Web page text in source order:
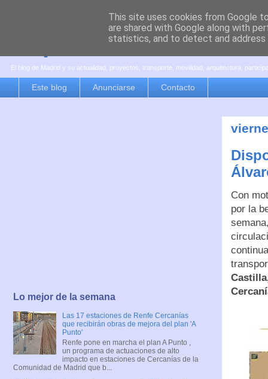
es por madrid
El blog de Madrid y su actualidad, proyectos, transporte, movilidad, arquitectura,
Este blog Anunciarse Contacto
Con
por la
Lo mejor de la semana
Las 17 estaciones de Renfe Cercanías
que recibirán obras de mejora del plan 'A
Punto'
Renfe pone en marcha el plan A Punto ,
un programa de actuaciones de alto
impacto en estaciones de Cercanías de la
Comunidad de Madrid que b...
This site uses cookies from Google
are shared with Google along with
statistics, and to detect and address